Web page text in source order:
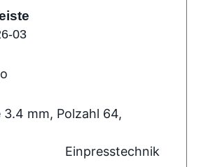
03
3.4 mm, Polzahl 64,
Einpresstechnik